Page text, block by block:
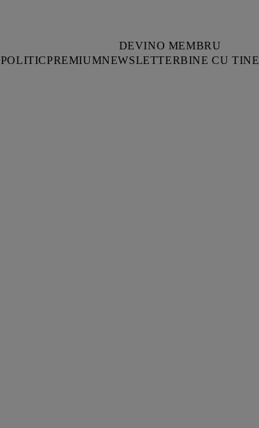
DEVINO MEMBRU
POLITICPREMIUMNEWSLETTERBINE CU TINE